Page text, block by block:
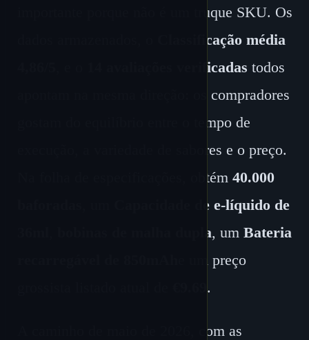
importante porque não é um truque SKU. Os
Classificação média
14 avaliações verificadas todos
apontam na mesma direção: os compradores
gostam do equilíbrio entre o tempo de
execução, a variedade de sabores e o preço.
Na folha de especificações, obtém 40.000
Capacidade de e-líquido de
bobinas de malha dupla, um Bateria
e um preço
.
A caminho de maio de 2026, com as